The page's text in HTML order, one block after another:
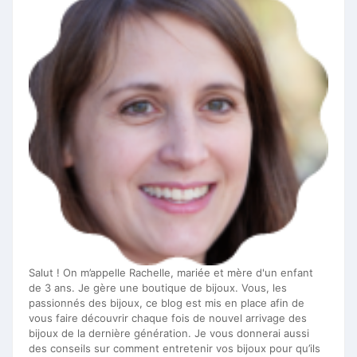
Salut ! On m’appelle Rachelle, mariée et mère d'un enfant
de 3 ans. Je gère une boutique de bijoux. Vous, les
passionnés des bijoux, ce blog est mis en place afin de
vous faire découvrir chaque fois de nouvel arrivage des
bijoux de la dernière génération. Je vous donnerai aussi
des conseils sur comment entretenir vos bijoux pour qu’ils